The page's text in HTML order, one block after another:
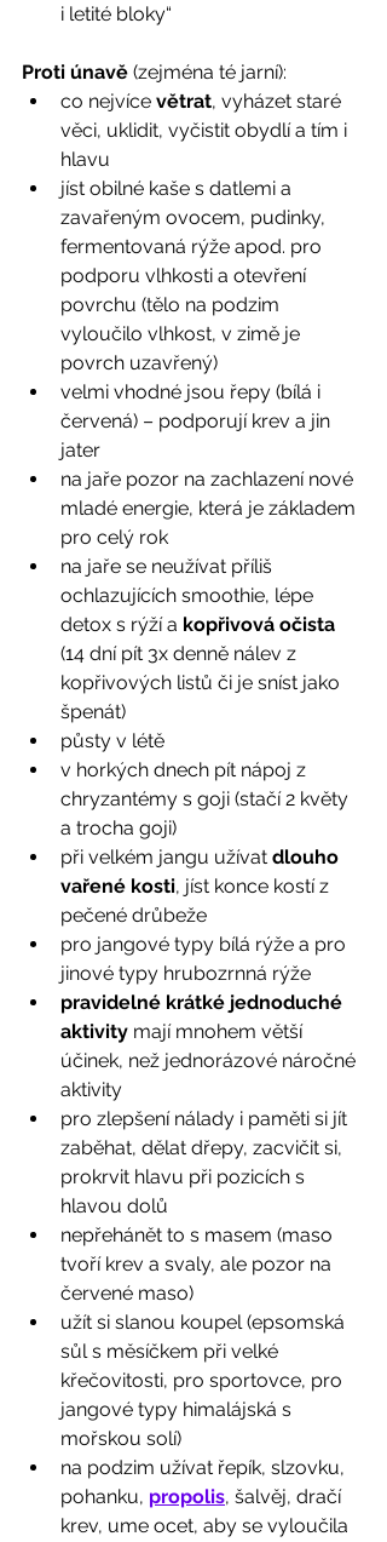
i letité bloky“
Proti únavě (zejména té jarní):
co nejvíce větrat, vyházet staré
věci, uklidit, vyčistit obydlí a tím i
hlavu
jíst obilné kaše s datlemi a
zavařeným ovocem, pudinky,
fermentovaná rýže apod. pro
podporu vlhkosti a otevření
povrchu (tělo na podzim
vyloučilo vlhkost, v zimě je
povrch uzavřený)
velmi vhodné jsou řepy (bílá i
červená) – podporují krev a jin
jater
na jaře pozor na zachlazení nové
mladé energie, která je základem
pro celý rok
na jaře se neužívat příliš
ochlazujících smoothie, lépe
detox s rýží a kopřivová očista
(14 dní pít 3x denně nálev z
kopřivových listů či je sníst jako
špenát)
půsty v létě
v horkých dnech pít nápoj z
chryzantémy s goji (stačí 2 květy
a trocha goji)
při velkém jangu užívat dlouho
vařené kosti, jíst konce kostí z
pečené drůbeže
pro jangové typy bílá rýže a pro
jinové typy hrubozrnná rýže
pravidelné krátké jednoduché
aktivity mají mnohem větší
účinek, než jednorázové náročné
aktivity
pro zlepšení nálady i paměti si jít
zaběhat, dělat dřepy, zacvičit si,
prokrvit hlavu při pozicích s
hlavou dolů
nepřehánět to s masem (maso
tvoří krev a svaly, ale pozor na
červené maso)
užít si slanou koupel (epsomská
sůl s měsíčkem při velké
křečovitosti, pro sportovce, pro
jangové typy himalájská s
mořskou solí)
na podzim užívat řepík, slzovku,
pohanku, propolis, šalvěj, dračí
krev, ume ocet, aby se vyloučila